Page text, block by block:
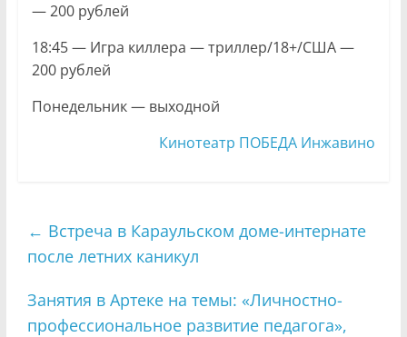
— 200 рублей
18:45 — Игра киллера — триллер/18+/США —
200 рублей
Понедельник — выходной
Кинотеатр ПОБЕДА Инжавино
← Встреча в Караульском доме-интернате
после летних каникул
Занятия в Артеке на темы: «Личностно-
профессиональное развитие педагога»,